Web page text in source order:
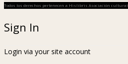
Todos los derechos pertenecen a Hislibris Asociación cultural
Sign In
Login via your site account